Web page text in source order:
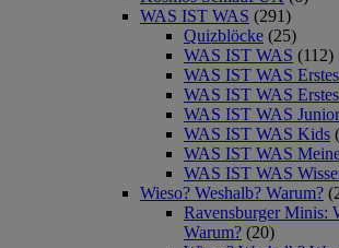
WAS IST WAS (291)
Quizblöcke (25)
WAS IST WAS (112)
WAS IST WAS
WAS IST WAS
WAS IST WAS Junior
WAS IST WAS Kids
WAS IST WAS
WAS IST WAS
Wieso? Weshalb? Warum?
Ravensburger Minis:
Warum? (20)